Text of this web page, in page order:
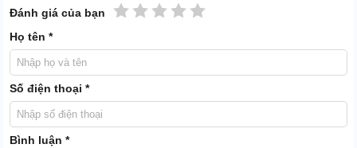
Đánh giá của bạn 5 sao
4 sao
3 sao
2 sao
1 sao
Họ tên *
Số điện thoại *
Bình luận *